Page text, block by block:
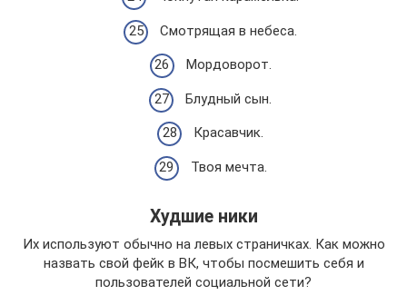
Смотрящая в небеса.
Мордоворот.
Блудный сын.
Красавчик.
Твоя мечта.
Худшие ники
Их используют обычно на левых страничках. Как можно
назвать свой фейк в ВК, чтобы посмешить себя и
пользователей социальной сети?